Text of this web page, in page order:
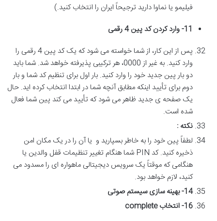
فیلیمو یا نماوا دارید ترجیحاً ایران را انتخاب کنید.)
11- وارد کردن کد پین 4 رقمی
پس از این کار، از شما خواسته می شود که یک کد پین 4 رقمی را
وارد کنید. به غیر از 0000، هر ترکیبی پذیرفته خواهد شد. شما باید
دو بار پین جدید خود را وارد کنید. بار اول برای تنظیم کد شما و بار
دوم برای تأیید اینکه مطابق آنچه شما در ابتدا انتخاب کرده اید. حال
یک صفحه ی جدید ظاهر می شود که تأیید می کند پین شما فعال
شده است.
نکته :
لطفاً پین خود را به خاطر بسپارید و یا آن را در یک مکان امن
ذخیره کنید. کد PIN شما هنگام تغییر تنظیمات قفل والدین یا
هنگامی که موقتاً یک سرویس دیجیتالی ماهواره ای را مسدود می
کنید، لازم خواهد بود.
14- بهینه سازی سیستم صوتی
16- انتخابcomplete